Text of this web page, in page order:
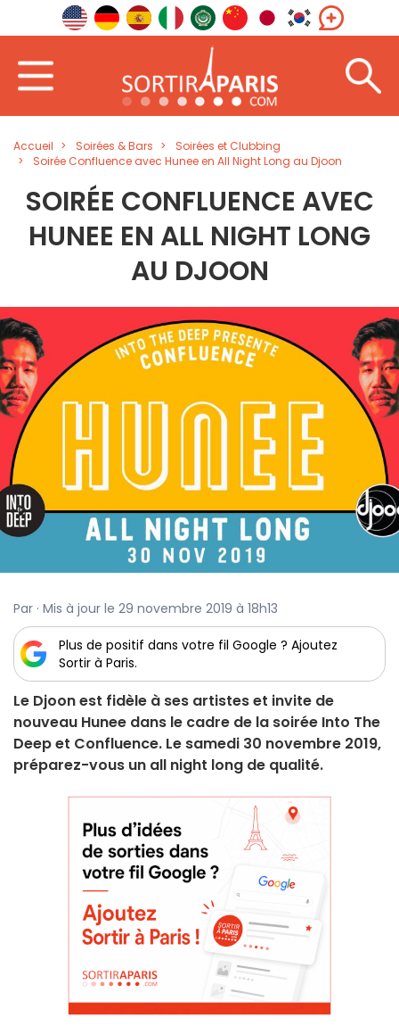
Accueil Soirées & Bars
Soirées et Clubbing
Soirée Confluence avec Hunee en All Night Long au Djoon
SOIRÉE CONFLUENCE AVEC
HUNEE EN ALL NIGHT LONG
AU DJOON
Par · Mis à jour le 29 novembre 2019 à 18h13
Plus de positif dans votre fil Google ? Ajoutez
Sortir à Paris.
Le Djoon est fidèle à ses artistes et invite de
nouveau Hunee dans le cadre de la soirée Into The
Deep et Confluence. Le samedi 30 novembre 2019,
préparez-vous un all night long de qualité.